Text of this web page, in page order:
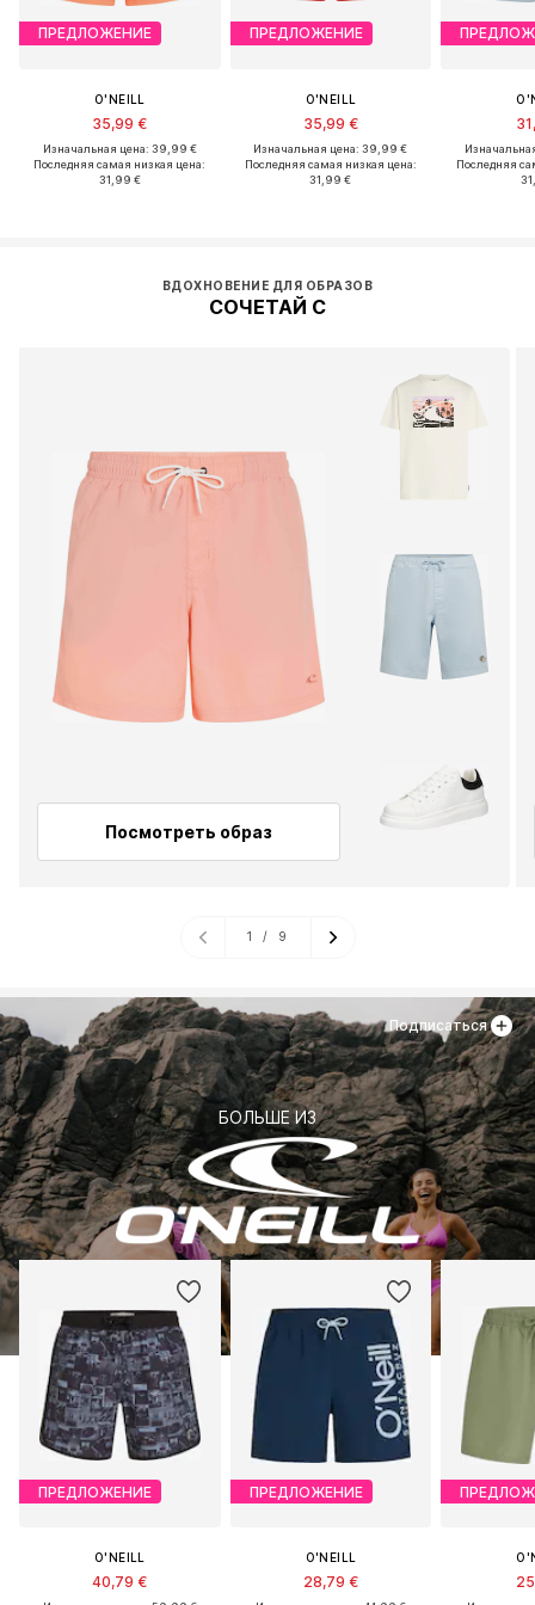
ПРЕДЛОЖЕНИЕ
O'NEILL
35,99 €
Изначальная цена: 39,99 €
Последняя самая низкая цена:
31,99 €
ПРЕДЛОЖЕНИЕ
O'NEILL
35,99 €
Изначальная цена: 39,99 €
Последняя самая низкая цена:
31,99 €
Последняя
ВДОХНОВЕНИЕ ДЛЯ ОБРАЗОВ
СОЧЕТАЙ С
Посмотреть образ
1 / 9
БОЛЬШЕ ИЗ
ПРЕДЛОЖЕНИЕ
O'NEILL
40,79 €
ПРЕДЛОЖЕНИЕ
O'NEILL
28,79 €
Подписаться